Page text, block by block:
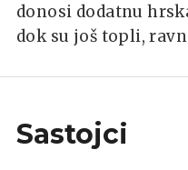
donosi dodatnu
dok su još topli,
Sastojci